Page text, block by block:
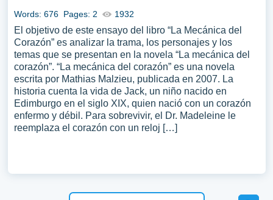
Words: 676 Pages: 2 1932
El objetivo de este ensayo del libro “La Mecánica del
Corazón” es analizar la trama, los personajes y los
temas que se presentan en la novela “La mecánica del
corazón”. “La mecánica del corazón” es una novela
escrita por Mathias Malzieu, publicada en 2007. La
historia cuenta la vida de Jack, un niño nacido en
Edimburgo en el siglo XIX, quien nació con un corazón
enfermo y débil. Para sobrevivir, el Dr. Madeleine le
reemplaza el corazón con un reloj […]